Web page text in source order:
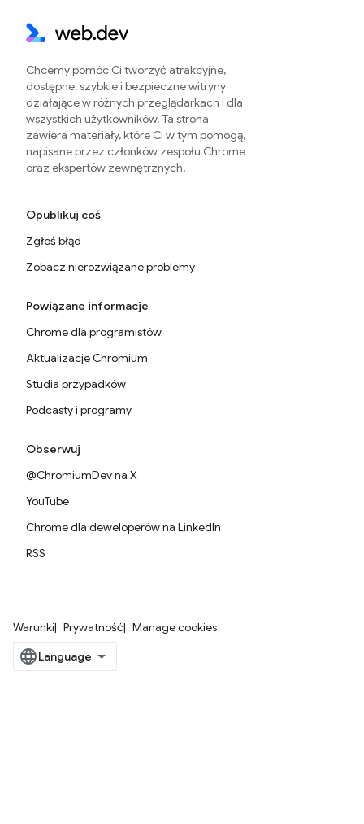
Chcemy pomóc Ci tworzyć atrakcyjne,
dostępne, szybkie i bezpieczne witryny
działające w różnych przeglądarkach i dla
wszystkich użytkowników. Ta strona
zawiera materiały, które Ci w tym pomogą,
napisane przez członków zespołu Chrome
oraz ekspertów zewnętrznych.
Opublikuj coś
Zgłoś błąd
Zobacz nierozwiązane problemy
Powiązane informacje
Chrome dla programistów
Aktualizacje Chromium
Studia przypadków
Podcasty i programy
Obserwuj
@ChromiumDev na X
YouTube
Chrome dla deweloperów na LinkedIn
RSS
Warunki Prywatność Manage cookies